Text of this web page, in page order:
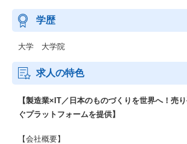
学歴
大学 大学院
求人の特色
【製造業×IT／日本のものづくりを世界へ！売
ぐプラットフォームを提供】
【会社概要】